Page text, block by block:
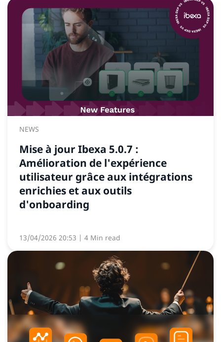
NEWS
Mise à jour Ibexa 5.0.7 :
Amélioration de l'expérience
utilisateur grâce aux intégrations
enrichies et aux outils
d'onboarding
13/04/2026 20:53 | 4 Min read